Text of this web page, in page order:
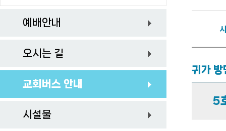
예배안내
오시는 길
교회버스 안내
시설물
귀가 방
5